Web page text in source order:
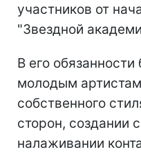
участников от
"Звездной
В его
молодым
собственного
сторон, создании
налаживании